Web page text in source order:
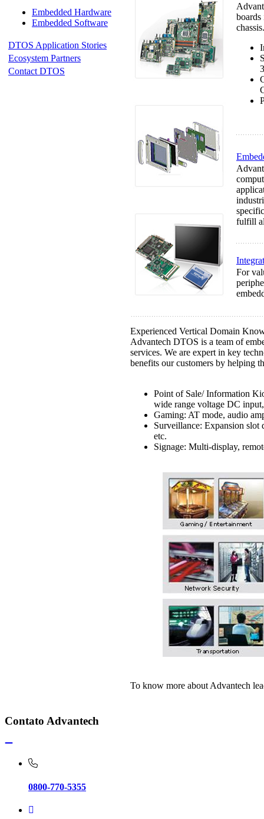
Embedded Hardware
Embedded Software
DTOS Application Stories
Ecosystem Partners
Contact DTOS
chassis.
fulfill
For
Experienced Vertical Domain
Advantech DTOS is a team of
services. We are expert in key
benefits our customers by helping
Point of Sale/ Information
wide range voltage DC
Gaming: AT mode, audio
Surveillance: Expansion slot
etc.
Signage: Multi-display,
To know more about Advantech
Contato Advantech
0800-770-5355